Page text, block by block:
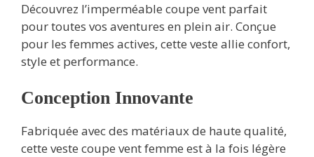
Découvrez l’imperméable coupe vent parfait
pour toutes vos aventures en plein air. Conçue
pour les femmes actives, cette veste allie confort,
style et performance.
Conception Innovante
Fabriquée avec des matériaux de haute qualité,
cette veste coupe vent femme est à la fois légère